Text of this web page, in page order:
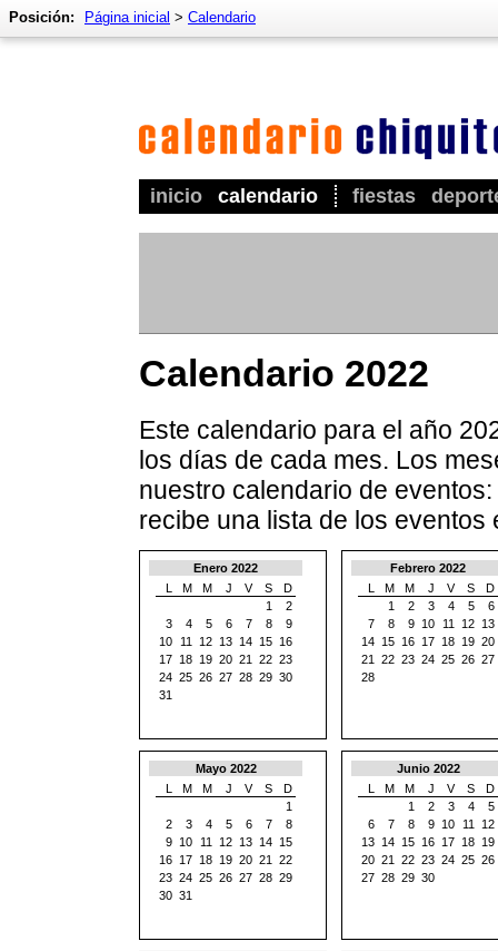
inicio calendario fiestas
Posición: Página inicial > Calendario
Calendario 2022
Este calendario para el año
los días de cada mes. Los
nuestro calendario de
recibe una lista de los eventos
Enero 2022
L
M M J V S
D
1
2
3
4 5 6 7 8
9
10
11 12 13 14 15 16
17 18 19 20 21 22 23
24 25 26 27 28 29 30
31
Febrero 2022
L
M M J V S
D
1
2 3 4 5
6
7
8 9 10 11 12 13
14 15 16 17 18 19 20
21
22 23 24 25 26 27
28
Mayo 2022
L
M M J V S
D
1
2
3 4 5 6 7
8
9 10 11 12 13 14 15
16 17 18 19 20 21
22
23 24 25 26 27 28 29
30 31
Junio 2022
L
M M J V S
D
1
2 3 4
5
6
7 8 9 10 11
12
13 14 15 16 17 18 19
20 21 22 23 24 25 26
27 28 29 30